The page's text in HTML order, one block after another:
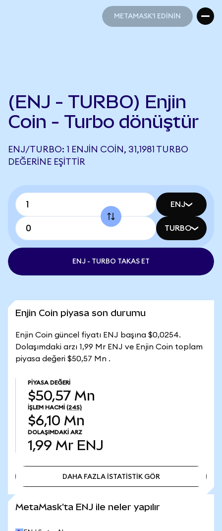
METAMASK'I EDİNİN
(ENJ - TURBO) Enjin
Coin - Turbo dönüştür
ENJ/TURBO: 1 ENJIN COIN, 31,1981 TURBO
DEĞERINE EŞITTIR
ENJ
TURBO
ENJ - TURBO TAKAS ET
Enjin Coin piyasa son durumu
Enjin Coin güncel fiyatı ENJ başına $0,0254.
Dolaşımdaki arzı 1,99 Mr ENJ ve Enjin Coin toplam
piyasa değeri $50,57 Mn .
PIYASA DEĞERI
$50,57 Mn
İŞLEM HACMI (24S)
$6,10 Mn
DOLAŞIMDAKI ARZ
1,99 Mr ENJ
DAHA FAZLA İSTATİSTİK GÖR
MetaMask'ta ENJ ile neler yapılır